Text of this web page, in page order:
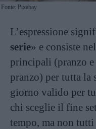
Fonte: Pixabay
L’espressione
serie» e consiste
principali (pranzo
pranzo) per tutta la
giorno valido per
chi sceglie il fine
tempo, ma non